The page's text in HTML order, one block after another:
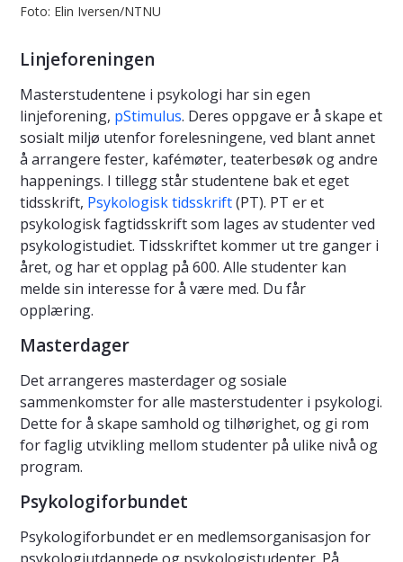
Foto: Elin Iversen/NTNU
Linjeforeningen
Masterstudentene i psykologi har sin egen
linjeforening, pStimulus. Deres oppgave er å skape et
sosialt miljø utenfor forelesningene, ved blant annet
å arrangere fester, kafémøter, teaterbesøk og andre
happenings. I tillegg står studentene bak et eget
tidsskrift, Psykologisk tidsskrift(PT). PT er et
psykologisk fagtidsskrift som lages av studenter ved
psykologistudiet. Tidsskriftet kommer ut tre ganger i
året, og har et opplag på 600. Alle studenter kan
melde sin interesse for å være med. Du får
opplæring.
Masterdager
Det arrangeres masterdager og sosiale
sammenkomster for alle masterstudenter i psykologi.
Dette for å skape samhold og tilhørighet, og gi rom
for faglig utvikling mellom studenter på ulike nivå og
program.
Psykologiforbundet
Psykologiforbundet er en medlemsorganisasjon for